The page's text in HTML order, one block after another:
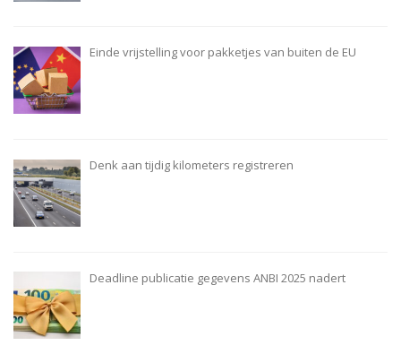
Einde vrijstelling voor pakketjes van buiten de EU
Denk aan tijdig kilometers registreren
Deadline publicatie gegevens ANBI 2025 nadert